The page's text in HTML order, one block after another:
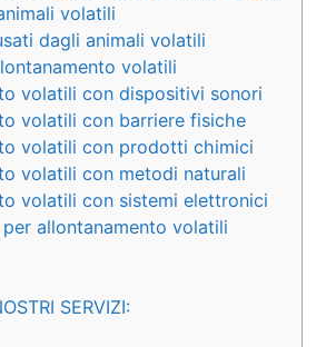
volatili
dagli animali volatili
volatili
volatili con dispositivi sonori
volatili con barriere fisiche
volatili con prodotti chimici
volatili con metodi naturali
volatili con sistemi elettronici
allontanamento volatili
SERVIZI: